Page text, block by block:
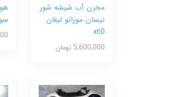
مخزن آب شیشه شور
نیسان مورانو لیفان
x60
5,600,000 تومان